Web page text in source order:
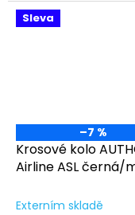
Sleva
–7 %
Krosové kolo
Airline ASL černá/
Externím skladě